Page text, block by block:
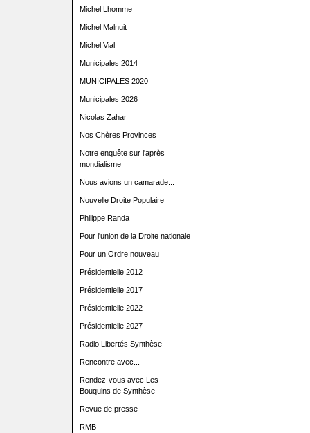
Michel Lhomme
Michel Malnuit
Michel Vial
Municipales 2014
MUNICIPALES 2020
Municipales 2026
Nicolas Zahar
Nos Chères Provinces
Notre enquête sur l'après
mondialisme
Nous avions un camarade...
Nouvelle Droite Populaire
Philippe Randa
Pour l'union de la Droite nationale
Pour un Ordre nouveau
Présidentielle 2012
Présidentielle 2017
Présidentielle 2022
Présidentielle 2027
Radio Libertés Synthèse
Rencontre avec...
Rendez-vous avec Les
Bouquins de Synthèse
Revue de presse
RMB